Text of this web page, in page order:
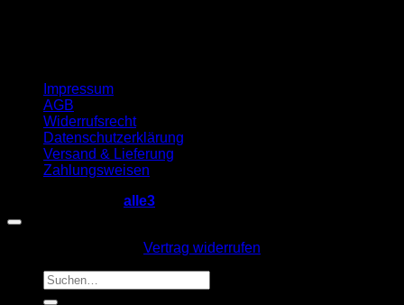
Impressum
AGB
Widerrufsrecht
Datenschutzerklärung
Versand & Lieferung
Zahlungsweisen
alle3
Vertrag widerrufen
Suche
nach: